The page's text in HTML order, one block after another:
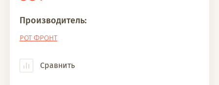
Производитель:
РОТ ФРОНТ
Сравнить